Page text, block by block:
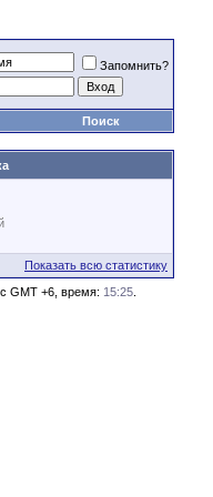
Запомнить?
Поиск
Показать всю статистику
GMT +6, время: 15:25.